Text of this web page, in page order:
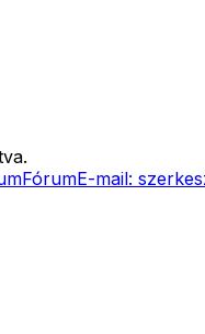
FórumE-mail: